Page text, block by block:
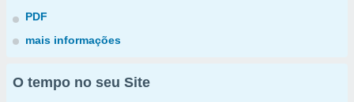
PDF
mais informações
O tempo no seu Site